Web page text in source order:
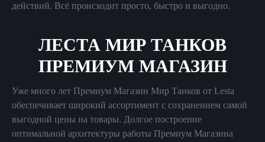
действий. Всё происходит просто, быстро и выгодно.
ЛЕСТА МИР ТАНКОВ
ПРЕМИУМ МАГАЗИН
Уже много лет Премиум Магазин Мир Танков от Lesta
обеспечивает широкий ассортимент с сохранением самой
выгодной цены на товары. Долгое построение
оптимальной архитектуры работы Премиум Магазина